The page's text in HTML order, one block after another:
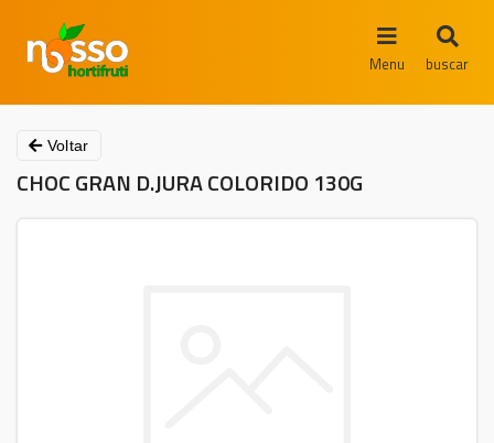
Menu buscar
Voltar
CHOC GRAN D.JURA COLORIDO 130G